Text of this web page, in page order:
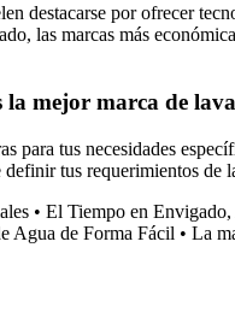
destacarse por ofrecer
las marcas más
mejor marca de
para tus necesidades
tus requerimientos
• El Tiempo en
Agua de Forma Fácil • La